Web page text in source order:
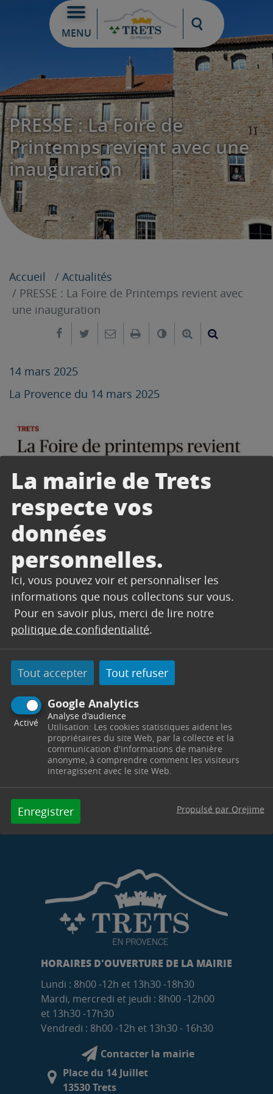
La mairie de Trets
respecte vos
données
personnelles.
Ici, vous pouvez voir et personnaliser les
informations que nous collectons sur vous.
Pour en savoir plus, merci de lire notre
politique de confidentialité.
Tout accepter Tout refuser
Google Analytics
Activé
Analyse d'audience
Utilisation: Les cookies statistiques aident les
propriétaires du site Web, par la collecte et la
communication d'informations de manière
anonyme, à comprendre comment les visiteurs
interagissent avec le site Web.
Enregistrer Propulsé par Orejime
MENU
Moteur de
PRESSE : La Foire de
Printemps revient avec une
inauguration
Accueil
Actualités
PRESSE : La Foire de Printemps revient avec
une inauguration
Partager sur Facebook
Partager sur Twitter
Envoyer par e-mail
ImprimerChanger leAgrandir le
14 mars 2025
La Provence du 14 mars 2025
HORAIRES D'OUVERTURE DE LA MAIRIE
Lundi : 8h00 -12h et 13h30 -18h30
Mardi, mercredi et jeudi : 8h00 -12h00
et 13h30 -17h30
Vendredi : 8h00 -12h et 13h30 - 16h30
Contacter la mairie
Place du 14 Juillet
13530 Trets